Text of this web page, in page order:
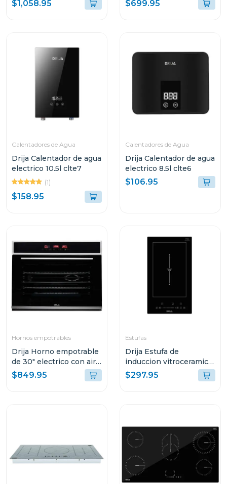
FH36BLACK
$1,058.95
FH45BLACK
$699.95
Calentadores de Agua
Drija Calentador de agua
electrico 10.5l clte7
(1)
$158.95
Calentadores de Agua
Drija Calentador de agua
electrico 8.5l clte6
$106.95
Hornos empotrables
Drija Horno empotrable
de 30" electrico con air
fry pacific 76
$849.95
Estufas
Drija Estufa de
induccion vitroceramica
con 1 zona flex
germany30
$297.95